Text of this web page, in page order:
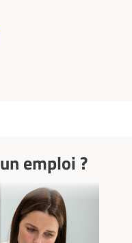
emploi ?